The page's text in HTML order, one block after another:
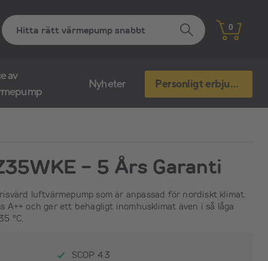
0
av
Nyheter Personligt erbjudande
- 5 Års Garanti
luftvärmepump som är anpassad för nordiskt klimat.
A++ och ger ett behagligt inomhusklimat även i så låga
°C.
SCOP 4.3